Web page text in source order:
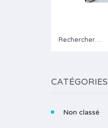
CATÉGORIES
Non classé